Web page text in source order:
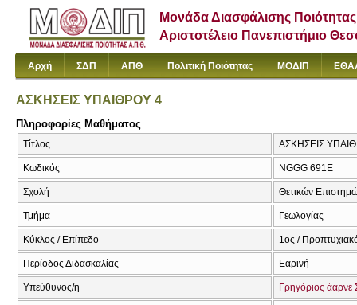
Μονάδα Διασφάλισης Ποιότητας
Αριστοτέλειο Πανεπιστήμιο
Αρχή ΣΔΠ ΑΠΘ Πολιτική Ποιότητας ΜΟΔΙΠ
ΑΣΚΗΣΕΙΣ ΥΠΑΙΘΡΟΥ 4
Πληροφορίες Μαθήματος
Τίτλος ΑΣΚΗΣΕΙΣ
Κωδικός NGGG 691Ε
Σχολή Θετικών
Τμήμα Γεωλογίας
Κύκλος / Επίπεδο 1ος /
Περίοδος Διδασκαλίας Εαρινή
Υπεύθυνος/η Γρηγόριος άαρνε